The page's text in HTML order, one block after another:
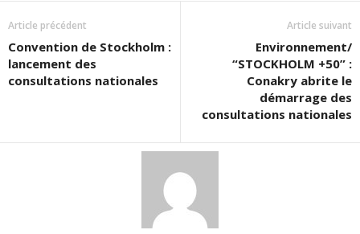
Article précédent
Convention de Stockholm :
lancement des
consultations nationales
Article suivant
Environnement/
“STOCKHOLM +50” :
Conakry abrite le
démarrage des
consultations nationales